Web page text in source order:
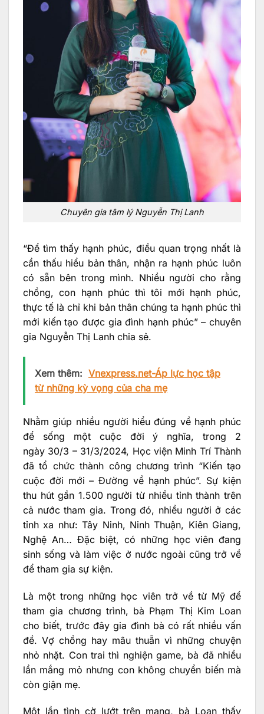
Chuyên gia tâm lý Nguyễn Thị Lanh
“Để tìm thấy hạnh phúc, điều quan trọng nhất là
cần thấu hiểu bản thân, nhận ra hạnh phúc luôn
có sẵn bên trong mình. Nhiều người cho rằng
chồng, con hạnh phúc thì tôi mới hạnh phúc,
thực tế là chỉ khi bản thân chúng ta hạnh phúc thì
mới kiến tạo được gia đình hạnh phúc” – chuyên
gia Nguyễn Thị Lanh chia sẻ.
Xem thêm: Vnexpress.net-Áp lực học tập
từ những kỳ vọng của cha mẹ
Nhằm giúp nhiều người hiểu đúng về hạnh phúc
để sống một cuộc đời ý nghĩa, trong 2
ngày 30/3 – 31/3/2024, Học viện Minh Trí Thành
đã tổ chức thành công chương trình “Kiến tạo
cuộc đời mới – Đường về hạnh phúc”. Sự kiện
thu hút gần 1.500 người từ nhiều tỉnh thành trên
cả nước tham gia. Trong đó, nhiều người ở các
tỉnh xa như: Tây Ninh, Ninh Thuận, Kiên Giang,
Nghệ An… Đặc biệt, có những học viên đang
sinh sống và làm việc ở nước ngoài cũng trở về
để tham gia sự kiện.
Là một trong những học viên trở về từ Mỹ để
tham gia chương trình, bà Phạm Thị Kim Loan
cho biết, trước đây gia đình bà có rất nhiều vấn
đề. Vợ chồng hay mâu thuẫn vì những chuyện
nhỏ nhặt. Con trai thì nghiện game, bà đã nhiều
lần mắng mỏ nhưng con không chuyển biến mà
còn giận mẹ.
Một lần tình cờ lướt trên mạng, bà Loan thấy